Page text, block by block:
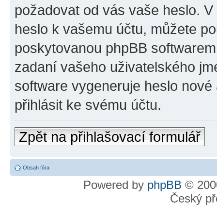
požadovat od vás vaše heslo.
heslo k vašemu účtu, můžete
poskytovanou phpBB
zadaní vašeho uživatelského
software vygeneruje heslo
přihlásit ke svému účtu.
Zpět na přihlašovací formulář
Obsah fóra
Powered by phpBB ©
Český